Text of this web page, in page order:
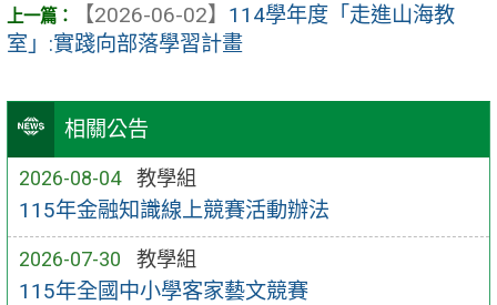
相關公告
2026-08-04 教學組
115年金融知識線上競賽活動辦法
2026-07-30 教學組
115年全國中小學客家藝文競賽
【2026-06-02】 114學年度「走進山海教
室」:實踐向部落學習計畫